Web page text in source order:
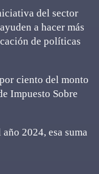
del sector
a hacer más
de políticas
ciento del monto
Impuesto Sobre
2024, esa suma